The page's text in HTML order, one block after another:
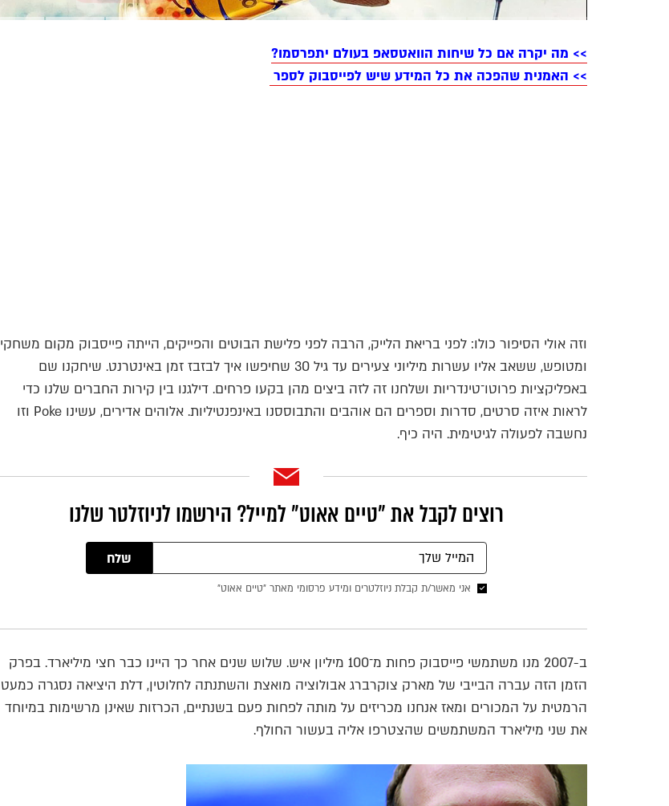
>> מה יקרה אם כל שיחות הוואטסאפ בעולם יתפרסמו?
>> האמנית שהפכה את כל המידע שיש לפייסבוק לספר
וזה אולי הסיפור כולו: לפני בריאת הלייק, הרבה לפני פלישת הבוטים והפייקים, הייתה פייסבוק מקום משחקי
ומטופש, ששאב אליו עשרות מיליוני צעירים עד גיל 30 שחיפשו איך לבזבז זמן באינטרנט. שיחקנו שם
באפליקציות פרוטו־טינדריות ושלחנו זה לזה ביצים מהן בקעו פרחים. דילגנו בין קירות החברים שלנו כדי
לראות איזה סרטים, סדרות וספרים הם אוהבים והתבוססנו באינפנטיליות. אלוהים אדירים, עשינו Poke וזו
נחשבה לפעולה לגיטימית. היה כיף.
רוצים לקבל את ״טיים אאוט״ למייל? הירשמו לניוזלטר שלנו
שלח
אני מאשר/ת קבלת ניוזלטרים ומידע פרסומי מאתר ״טיים אאוט״
ב-2007 מנו משתמשי פייסבוק פחות מ־100 מיליון איש. שלוש שנים אחר כך היינו כבר חצי מיליארד. בפרק
הזמן הזה עברה הבייבי של מארק צוקרברג אבולוציה מואצת והשתנתה לחלוטין, דלת היציאה נסגרה כמעט
הרמטית על המכורים ומאז אנחנו מכריזים על מותה לפחות פעם בשנתיים, הכרזות שאינן מרשימות במיוחד
את שני מיליארד המשתמשים שהצטרפו אליה בעשור החולף.